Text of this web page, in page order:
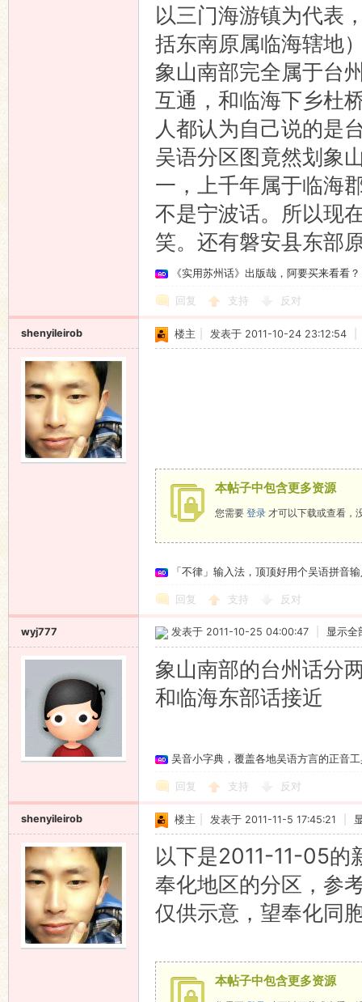
以三门海游镇为代表
括东南原属临海辖地
象山南部完全属于台
互通，和临海下乡杜
人都认为自己说的是
吴语分区图竟然划象
一，上千年属于临海
不是宁波话。所以现
笑。还有磐安县东部
《实用苏州话》出版哉，阿要买来看看？
回复 支持 反对
shenyileirob 楼主 发表于 2011-10-24 23:12:54
本帖子中包含更多资源
您需要 登录 才可以下载或查看，
「不律」输入法，顶顶好用个吴语拼音
回复 支持 反对
wyj777 发表于 2011-10-25 04:00:47 显示全
象山南部的台州话分
和临海东部话接近
吴音小字典，覆盖各地吴语方言的正音
回复 支持 反对
shenyileirob 楼主 发表于 2011-11-5 17:45:21
以下是2011-11-05的
奉化地区的分区，参
仅供示意，望奉化同
本帖子中包含更多资源